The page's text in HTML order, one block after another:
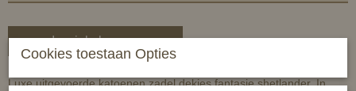
In winkelwagen
Luxe uitgevoerde katoenen zadel dekjes fantasie shetlander. In
Cookies toestaan Opties